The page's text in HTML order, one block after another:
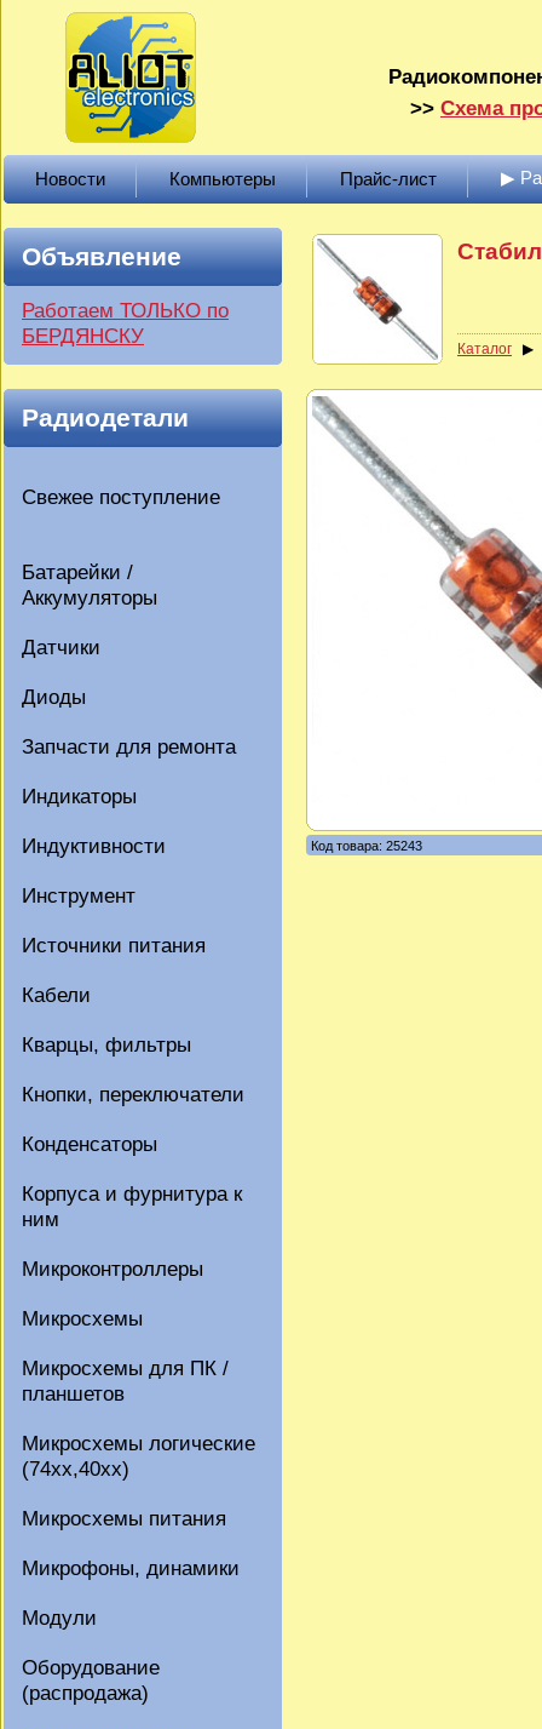
>> Схема
Новости Компьютеры Прайс-лист ▶
Объявление
Работаем ТОЛЬКО по
БЕРДЯНСКУ
Радиодетали
Свежее поступление
Батарейки /
Аккумуляторы
Датчики
Диоды
Запчасти для ремонта
Индикаторы
Индуктивности
Инструмент
Источники питания
Кабели
Кварцы, фильтры
Кнопки, переключатели
Конденсаторы
Корпуса и фурнитура к
ним
Микроконтроллеры
Микросхемы
Микросхемы для ПК /
планшетов
Микросхемы логические
(74xx,40xx)
Микросхемы питания
Микрофоны, динамики
Модули
Оборудование
(распродажа)
Каталог
Код товара: 25243